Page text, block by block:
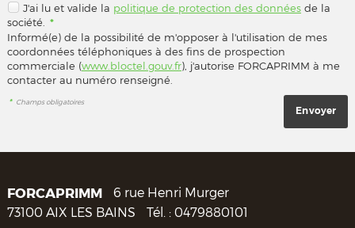
J'ai lu et valide la politique de protection des donnéesde la
société.
*
Informé(e) de la possibilité de m'opposer à l'utilisation de mes
coordonnées téléphoniques à des fins de prospection
commerciale (www.bloctel.gouv.fr), j'autorise FORCAPRIMM à me
contacter au numéro renseigné.
* Champs obligatoires
FORCAPRIMM
6 rue Henri Murger
73100 AIX LES BAINS Tél. : 0479880101